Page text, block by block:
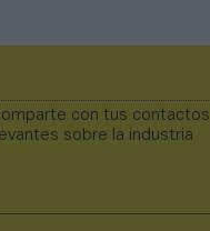
con tus contactos
sobre la industria